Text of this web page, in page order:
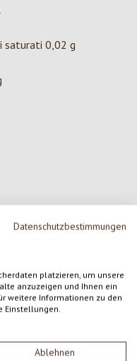
Datenschutzbestimmungen
platzieren, um unsere
anzuzeigen und Ihnen ein
weitere Informationen zu den
Einstellungen.
Ablehnen
saturati 0,02 g
con altri clienti.